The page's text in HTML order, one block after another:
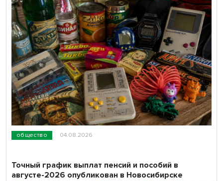
общество 04.08.2026
Точный график выплат пенсий и пособий в
августе-2026 опубликован в Новосибирске